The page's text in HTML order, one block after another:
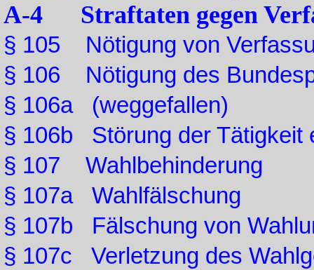
A-4 Straftaten gegen
§ 105 Nötigung von
§ 106 Nötigung des
§ 106a (weggefallen)
§ 106b Störung der Tätigkeit
§ 107 Wahlbehinderung
§ 107a Wahlfälschung
§ 107b Fälschung von
§ 107c Verletzung des